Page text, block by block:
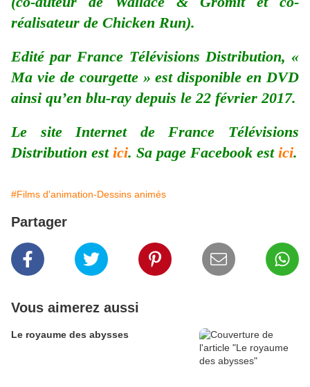
réalisateur de Chicken Run).
Edité par France Télévisions Distribution, «
Ma vie de courgette » est disponible en DVD
ainsi qu’en blu-ray depuis le 22 février 2017.
Le site Internet de France Télévisions
Distribution est ici. Sa page Facebook est ici.
#Films d'animation-Dessins animés
Partager
Vous aimerez aussi
Le royaume des abysses